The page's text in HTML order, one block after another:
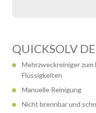
QUICKSOLV
Mehrzweckreiniger
Flüssigkeiten
Manuelle Reinigung
Nicht brennbar und